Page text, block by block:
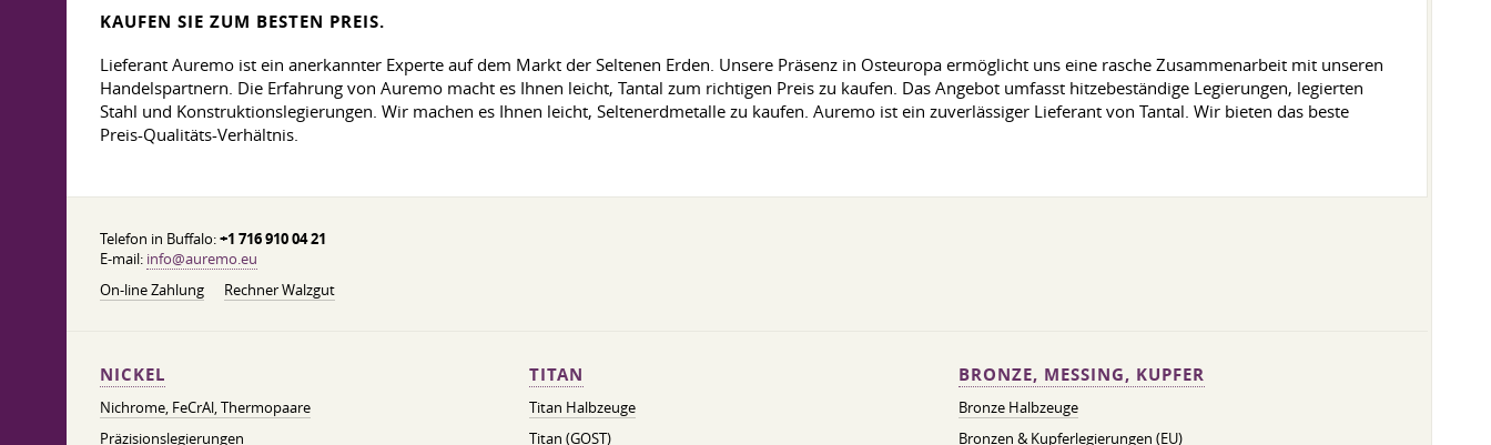
KAUFEN SIE ZUM BESTEN PREIS.
Lieferant Auremo ist ein anerkannter Experte auf dem Markt der Seltenen Erden. Unsere Präsenz in Osteuropa ermöglicht uns eine rasche Zusammenarbeit mit unseren
Handelspartnern. Die Erfahrung von Auremo macht es Ihnen leicht, Tantal zum richtigen Preis zu kaufen. Das Angebot umfasst hitzebeständige Legierungen, legierten
Stahl und Konstruktionslegierungen. Wir machen es Ihnen leicht, Seltenerdmetalle zu kaufen. Auremo ist ein zuverlässiger Lieferant von Tantal. Wir bieten das beste
Preis-Qualitäts-Verhältnis.
Telefon in Buffalo:+1 716 910 04 21
E-mail: info@auremo.eu
On-line Zahlung
Rechner Walzgut
NICKEL
Nichrome, FeСrAl, ​​Thermopaare
Präzisionslegierungen
TITAN
Titan Halbzeuge
Titan (GOST)
BRONZE, MESSING, KUPFER
Bronze Halbzeuge
Bronzen & Kupferlegierungen (EU)